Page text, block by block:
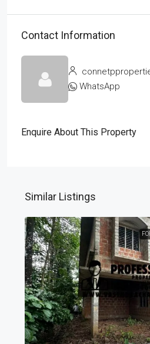
Contact Information
WhatsApp
Enquire About This Property
Similar Listings